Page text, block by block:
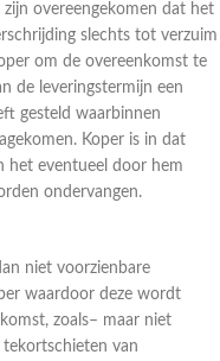
overeengekomen dat het
slechts tot verzuim
om de overeenkomst te
de leveringstermijn een
gesteld waarbinnen
Koper is in dat
het eventueel door hem
ondervangen.
niet voorzienbare
waardoor deze wordt
zoals– maar niet
van